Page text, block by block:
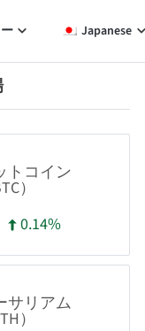
Japanese
トコイン
）
0.14%
サリアム
）